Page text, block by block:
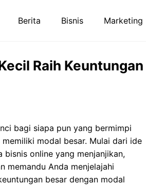
Berita Bisnis Marketing
Raih Keuntungan
bagi siapa pun yang bermimpi
modal besar. Mulai dari ide
bisnis online yang menjanjikan,
memandu Anda menjelajahi
besar dengan modal